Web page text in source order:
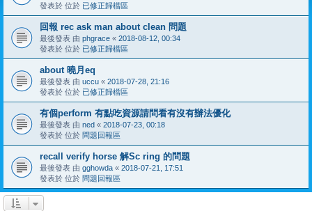
發表於 位於 已修正歸檔區
回報 rec ask man about clean 問題
最後發表 由 phgrace « 2018-08-12, 00:34
發表於 位於 已修正歸檔區
about 曉月eq
最後發表 由 uccu « 2018-07-28, 21:16
發表於 位於 已修正歸檔區
有個perform 有點吃資源請問看有沒有辦法優化
最後發表 由 ned « 2018-07-23, 00:18
發表於 位於 問題回報區
recall verify horse 解Sc ring 的問題
最後發表 由 gghowda « 2018-07-21, 17:51
發表於 位於 問題回報區